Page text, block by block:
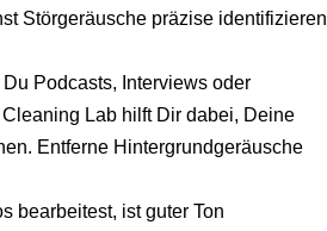
Störgeräusche präzise identifizieren
Du Podcasts, Interviews oder
Lab hilft Dir dabei, Deine
Entferne Hintergrundgeräusche
bearbeitest, ist guter Ton